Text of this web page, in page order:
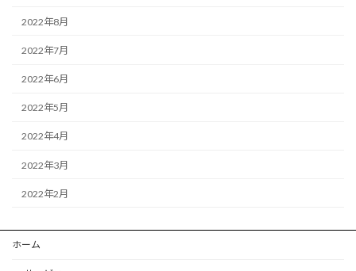
2022年8月
2022年7月
2022年6月
2022年5月
2022年4月
2022年3月
2022年2月
ホーム